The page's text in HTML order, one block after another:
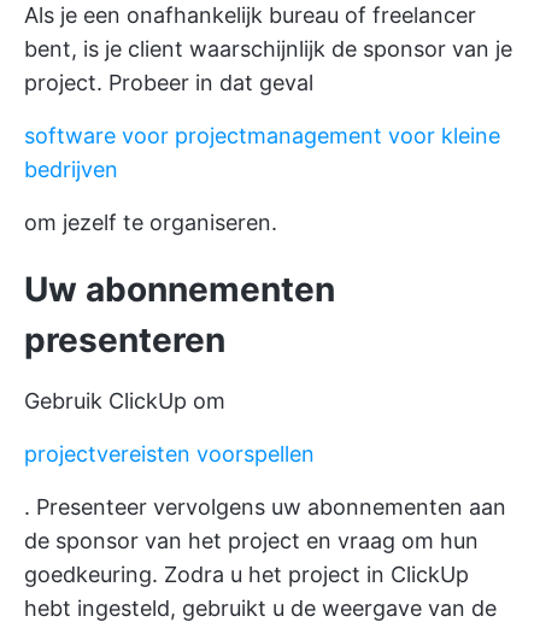
Als je een onafhankelijk bureau of freelancer
bent, is je client waarschijnlijk de sponsor van je
project. Probeer in dat geval
software voor projectmanagement voor kleine
bedrijven
om jezelf te organiseren.
Uw abonnementen
presenteren
Gebruik ClickUp om
projectvereisten voorspellen
. Presenteer vervolgens uw abonnementen aan
de sponsor van het project en vraag om hun
goedkeuring. Zodra u het project in ClickUp
hebt ingesteld, gebruikt u de weergave van de